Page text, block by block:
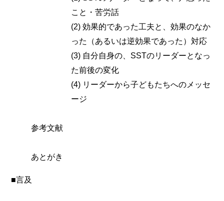
こと・苦労話
(2) 効果的であった工夫と、効果のなか
った（あるいは逆効果であった）対応
(3) 自分自身の、SSTのリーダーとなっ
た前後の変化
(4) リーダーから子どもたちへのメッセ
ージ
参考文献
あとがき
■言及